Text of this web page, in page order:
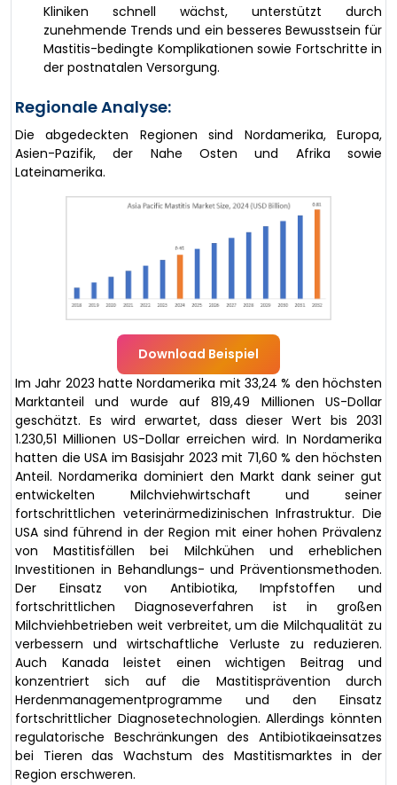
Kliniken schnell wächst, unterstützt durch
zunehmende Trends und ein besseres Bewusstsein für
Mastitis-bedingte Komplikationen sowie Fortschritte in
der postnatalen Versorgung.
Regionale Analyse:
Die abgedeckten Regionen sind Nordamerika, Europa,
Asien-Pazifik, der Nahe Osten und Afrika sowie
Lateinamerika.
Download Beispiel
Im Jahr 2023 hatte Nordamerika mit 33,24 % den höchsten
Marktanteil und wurde auf 819,49 Millionen US-Dollar
geschätzt. Es wird erwartet, dass dieser Wert bis 2031
1.230,51 Millionen US-Dollar erreichen wird. In Nordamerika
hatten die USA im Basisjahr 2023 mit 71,60 % den höchsten
Anteil. Nordamerika dominiert den Markt dank seiner gut
entwickelten Milchviehwirtschaft und seiner
fortschrittlichen veterinärmedizinischen Infrastruktur. Die
USA sind führend in der Region mit einer hohen Prävalenz
von Mastitisfällen bei Milchkühen und erheblichen
Investitionen in Behandlungs- und Präventionsmethoden.
Der Einsatz von Antibiotika, Impfstoffen und
fortschrittlichen Diagnoseverfahren ist in großen
Milchviehbetrieben weit verbreitet, um die Milchqualität zu
verbessern und wirtschaftliche Verluste zu reduzieren.
Auch Kanada leistet einen wichtigen Beitrag und
konzentriert sich auf die Mastitisprävention durch
Herdenmanagementprogramme und den Einsatz
fortschrittlicher Diagnosetechnologien. Allerdings könnten
regulatorische Beschränkungen des Antibiotikaeinsatzes
bei Tieren das Wachstum des Mastitismarktes in der
Region erschweren.